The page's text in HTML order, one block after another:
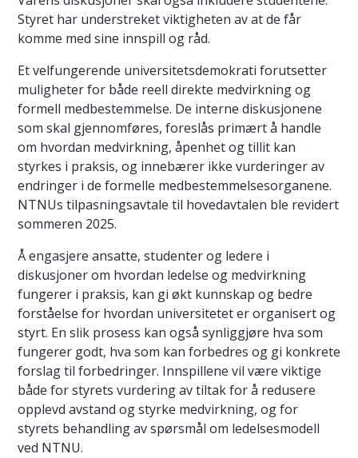
Styret har understreket viktigheten av at de får
komme med sine innspill og råd.
Et velfungerende universitetsdemokrati forutsetter
muligheter for både reell direkte medvirkning og
formell medbestemmelse. De interne diskusjonene
som skal gjennomføres, foreslås primært å handle
om hvordan medvirkning, åpenhet og tillit kan
styrkes i praksis, og innebærer ikke vurderinger av
endringer i de formelle medbestemmelsesorganene.
NTNUs tilpasningsavtale til hovedavtalen ble revidert
sommeren 2025.
Å engasjere ansatte, studenter og ledere i
diskusjoner om hvordan ledelse og medvirkning
fungerer i praksis, kan gi økt kunnskap og bedre
forståelse for hvordan universitetet er organisert og
styrt. En slik prosess kan også synliggjøre hva som
fungerer godt, hva som kan forbedres og gi konkrete
forslag til forbedringer. Innspillene vil være viktige
både for styrets vurdering av tiltak for å redusere
opplevd avstand og styrke medvirkning, og for
styrets behandling av spørsmål om ledelsesmodell
ved NTNU.